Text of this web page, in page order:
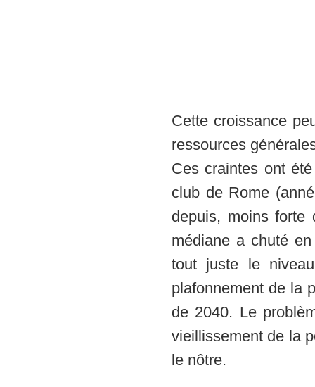
Cette croissance
ressources
Ces craintes ont
club de Rome
depuis, moins forte
médiane a chuté
tout juste le
plafonnement de la
de 2040. Le
vieillissement de la
le nôtre.